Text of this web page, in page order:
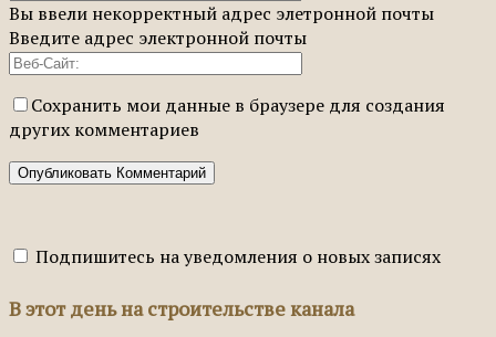
Вы ввели некорректный адрес элетронной почты
Введите адрес электронной почты
Сохранить мои данные в браузере для создания
других комментариев
Подпишитесь на уведомления о новых записях
В этот день на строительстве канала